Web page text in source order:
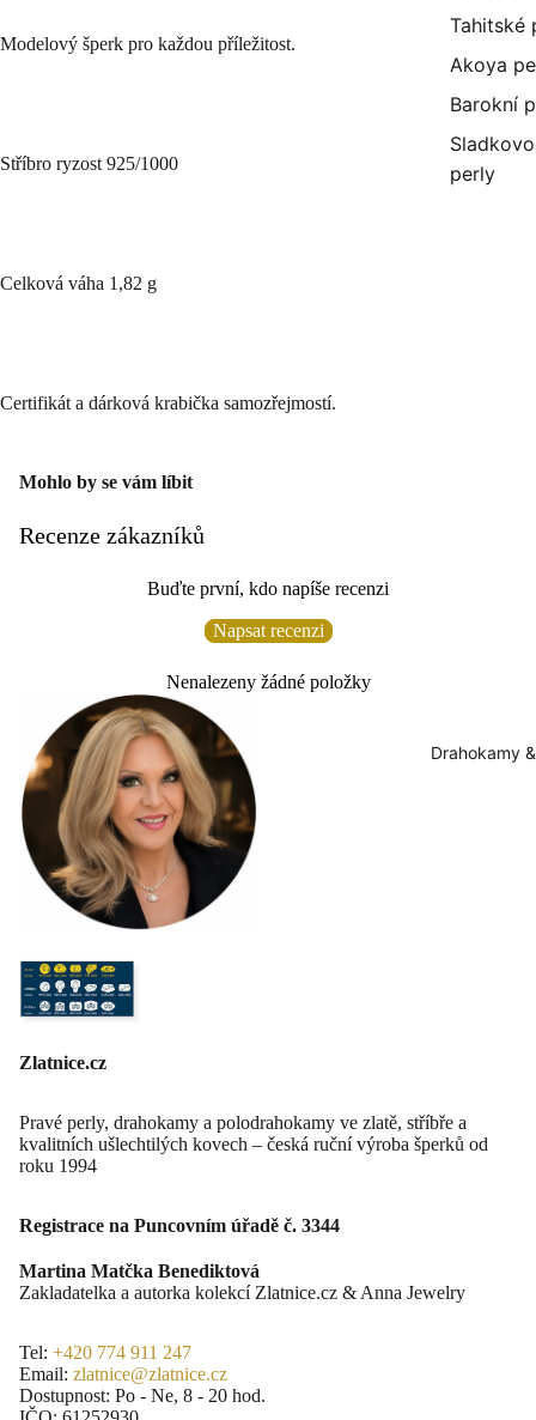
Tahitské
Akoya
Barokní
perly
Drahokamy
Modelový šperk pro každou příležitost.
Stříbro ryzost 925/1000
Celková váha 1,82 g
Certifikát a dárková krabička samozřejmostí.
Mohlo by se vám líbit
Recenze zákazníků
Buďte první, kdo napíše recenzi
Napsat recenzi
Nenalezeny žádné položky
Zlatnice.cz
Pravé perly, drahokamy a polodrahokamy ve zlatě, stříbře a
kvalitních ušlechtilých kovech – česká ruční výroba šperků od
roku 1994
Registrace na Puncovním úřadě č. 3344
Martina Matčka Benediktová
Zakladatelka a autorka kolekcí Zlatnice.cz & Anna Jewelry
Tel: +420 774 911 247
Email: zlatnice@zlatnice.cz
Dostupnost: Po - Ne, 8 - 20 hod.